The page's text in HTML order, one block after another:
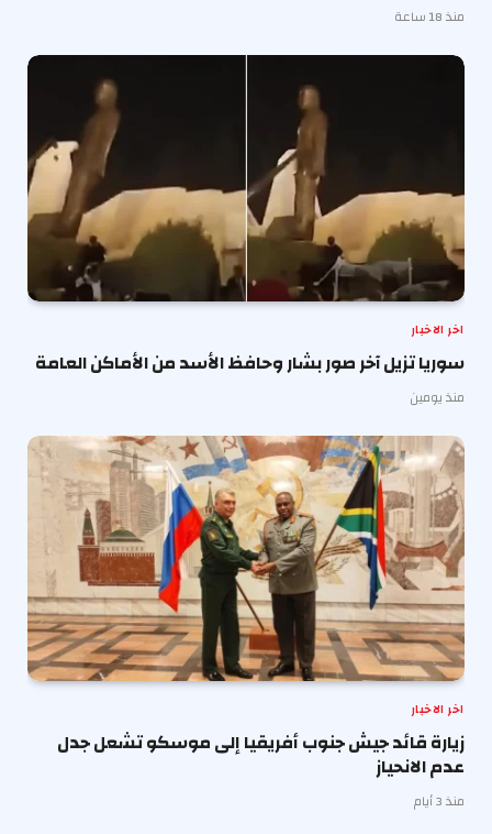
منذ 18 ساعة
اخر الاخبار
سوريا تزيل آخر صور بشار وحافظ الأسد من الأماكن العامة
منذ يومين
اخر الاخبار
زيارة قائد جيش جنوب أفريقيا إلى موسكو تشعل جدل
عدم الانحياز
منذ 3 أيام